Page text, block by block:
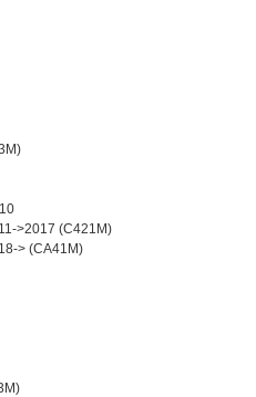
>2017 (C421M)
> (CA41M)